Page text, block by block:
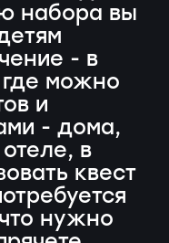
набора вы
- в
можно
и
- дома,
в
квест
нужно